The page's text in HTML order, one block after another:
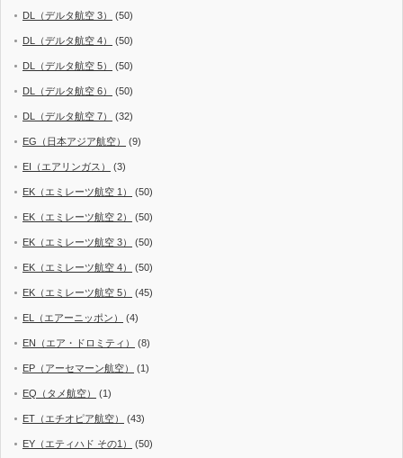
DL（デルタ航空 3） (50)
DL（デルタ航空 4） (50)
DL（デルタ航空 5） (50)
DL（デルタ航空 6） (50)
DL（デルタ航空 7） (32)
EG（日本アジア航空） (9)
EI（エアリンガス） (3)
EK（エミレーツ航空 1） (50)
EK（エミレーツ航空 2） (50)
EK（エミレーツ航空 3） (50)
EK（エミレーツ航空 4） (50)
EK（エミレーツ航空 5） (45)
EL（エアーニッポン） (4)
EN（エア・ドロミティ） (8)
EP（アーセマーン航空） (1)
EQ（タメ航空） (1)
ET（エチオピア航空） (43)
EY（エティハド その1） (50)